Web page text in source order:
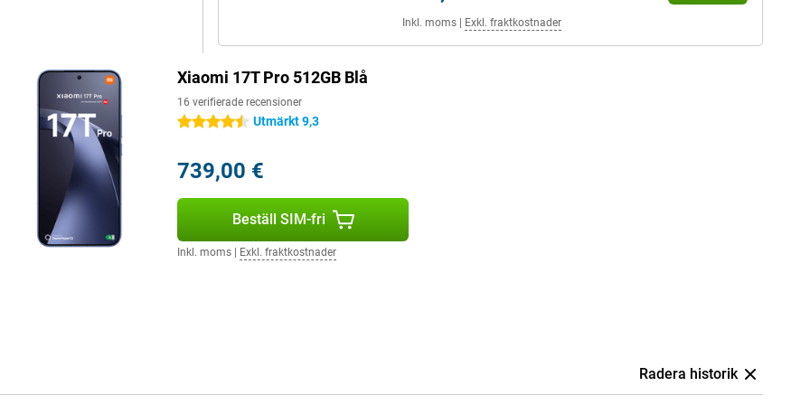
smartphone ska laddas ur
en hel dag utan problem.
Då kommer du
mycket snabb tack vare
för flera timmars användning.
om du föredrar att ladda
din användarupplevelse.
Inkl. moms| Exkl. fraktkostnader
Xiaomi 17T Pro 512GB Blå
16 verifierade recensioner
4.5 stjärnorUtmärkt 9,3
739,00 €
Beställ SIM-fri
Inkl. moms Exkl. fraktkostnader
Radera historik